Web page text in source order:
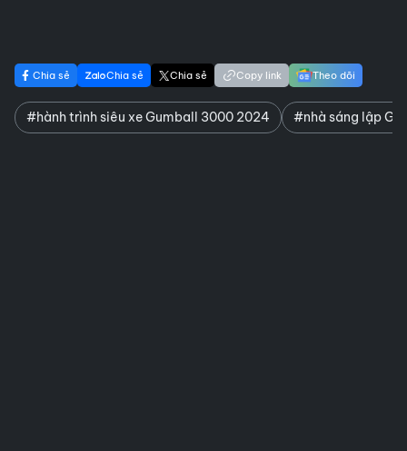
Chia sẻ Chia sẻ Chia sẻ Copy link Theo dõi
#hành trình siêu xe Gumball 3000 2024 #nhà sáng lập